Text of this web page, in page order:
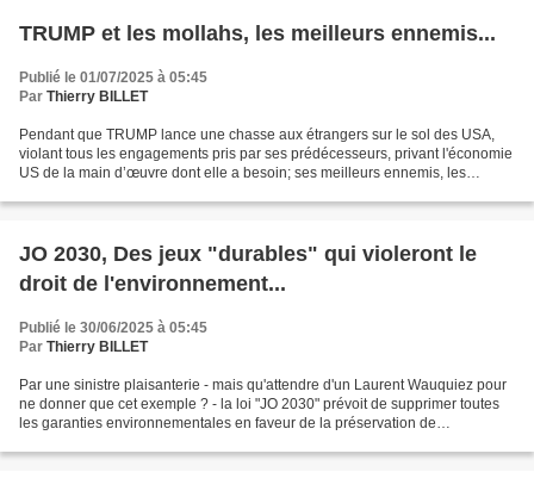
TRUMP et les mollahs, les meilleurs ennemis...
Publié le 01/07/2025 à 05:45
Par Thierry BILLET
Pendant que TRUMP lance une chasse aux étrangers sur le sol des USA,
violant tous les engagements pris par ses prédécesseurs, privant l'économie
US de la main d’œuvre dont elle a besoin; ses meilleurs ennemis, les
JO 2030, Des jeux "durables" qui violeront le
droit de l'environnement...
Publié le 30/06/2025 à 05:45
Par Thierry BILLET
Par une sinistre plaisanterie - mais qu'attendre d'un Laurent Wauquiez pour
ne donner que cet exemple ? - la loi "JO 2030" prévoit de supprimer toutes
les garanties environnementales en faveur de la préservation de